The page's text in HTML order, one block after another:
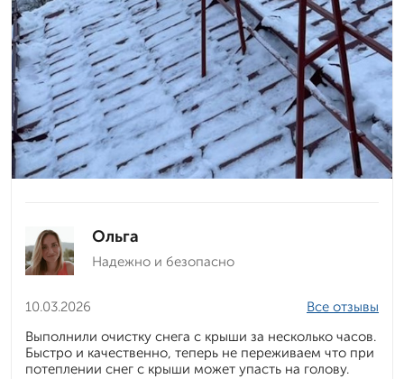
Ольга
Надежно и безопасно
10.03.2026
Все отзывы
Выполнили очистку снега с крыши за несколько часов.
Быстро и качественно, теперь не переживаем что при
потеплении снег с крыши может упасть на голову.